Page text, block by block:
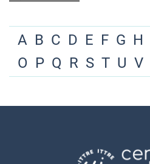
A B C D E F G H
O P Q R S T U V